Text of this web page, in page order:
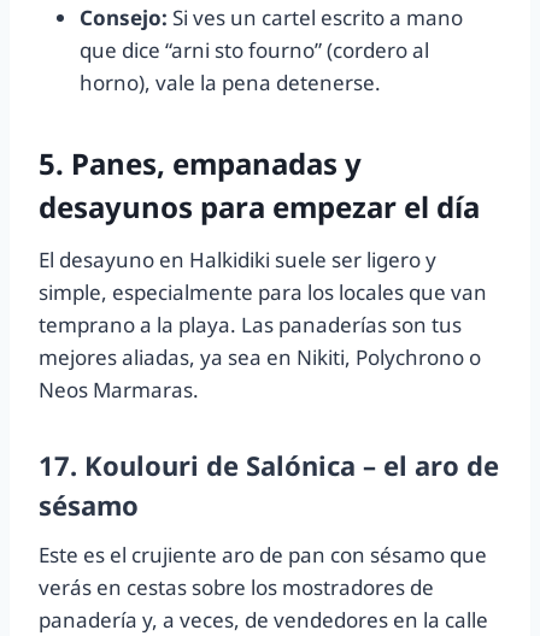
Consejo: Si ves un cartel escrito a mano
que dice “arni sto fourno” (cordero al
horno), vale la pena detenerse.
5. Panes, empanadas y
desayunos para empezar el día
El desayuno en Halkidiki suele ser ligero y
simple, especialmente para los locales que van
temprano a la playa. Las panaderías son tus
mejores aliadas, ya sea en Nikiti, Polychrono o
Neos Marmaras.
17. Koulouri de Salónica – el aro de
sésamo
Este es el crujiente aro de pan con sésamo que
verás en cestas sobre los mostradores de
panadería y, a veces, de vendedores en la calle